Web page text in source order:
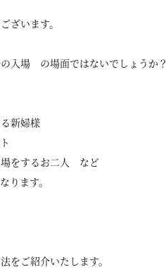
ざいます。
入場 の場面ではないでしょうか？
新婦様
をするお二人 など
ります。
をご紹介いたします。